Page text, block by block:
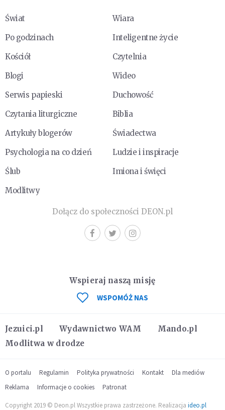
Świat
Wiara
Po godzinach
Inteligentne życie
Kościół
Czytelnia
Blogi
Wideo
Serwis papieski
Duchowość
Czytania liturgiczne
Biblia
Artykuły blogerów
Świadectwa
Psychologia na co dzień
Ludzie i inspiracje
Ślub
Imiona i święci
Modlitwy
Dołącz do społeczności DEON.pl
Jezuici.pl Wydawnictwo WAM
Mando.pl
Modlitwa w drodze
Wspieraj naszą misję
WSPOMÓŻ NAS
O portalu Regulamin Polityka prywatności Kontakt
Dla mediów
Reklama
Informacje o cookies Patronat
Copyright 2019 © Deon.pl Wszystkie prawa zastrzeżone. Realizacja ideo.pl